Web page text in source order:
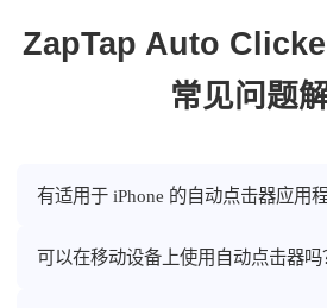
ZapTap Auto
常见问题
有适用于 iPhone 的自动点击器应用程
可以在移动设备上使用自动点击器吗